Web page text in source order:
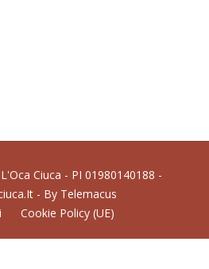
Ciuca - PI 01980140188 -
- By Telemacus
Cookie Policy (UE)